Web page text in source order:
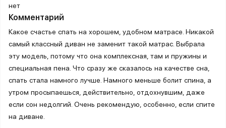
нет
Комментарий
Какое счастье спать на хорошем, удобном матрасе. Никакой
самый классный диван не заменит такой матрас. Выбрала
эту модель, потому что она комплексная, там и пружины и
специальная пена. Что сразу же сказалось на качестве сна,
спать стала намного лучше. Намного меньше болит спина, а
утром просыпаешься, действительно, отдохнувшим, даже
если сон недолгий. Очень рекомендую, особенно, если спите
на диване.